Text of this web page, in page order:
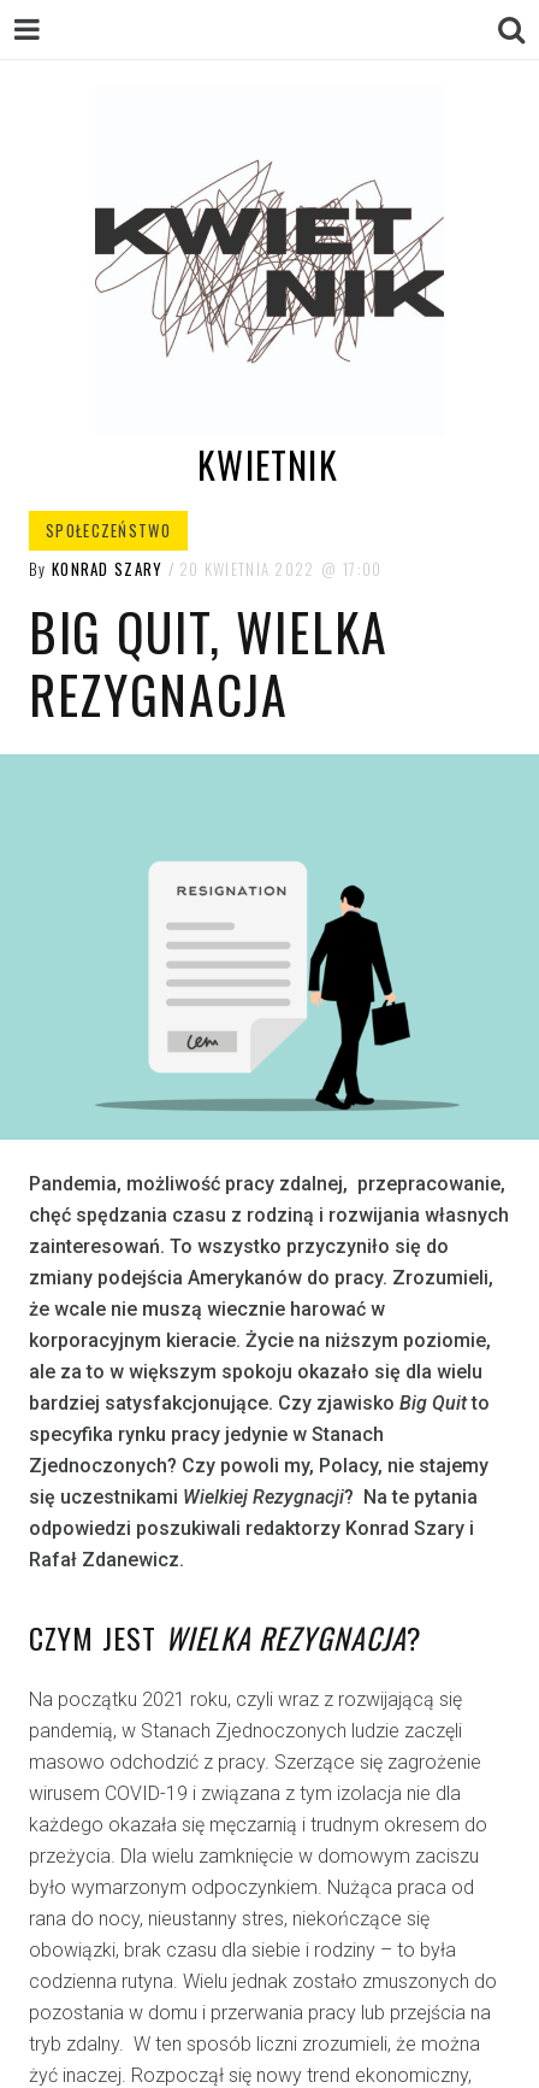
KWIETNIK
SPOŁECZEŃSTWO
By KONRAD SZARY 20 KWIETNIA 2022 17:00
BIG QUIT, WIELKA
REZYGNACJA
Pandemia, możliwość pracy zdalnej, przepracowanie,
chęć spędzania czasu z rodziną i rozwijania własnych
zainteresowań. To wszystko przyczyniło się do
zmiany podejścia Amerykanów do pracy. Zrozumieli,
że wcale nie muszą wiecznie harować w
korporacyjnym kieracie. Życie na niższym poziomie,
ale za to w większym spokoju okazało się dla wielu
bardziej satysfakcjonujące. Czy zjawisko Big Quitto
specyfika rynku pracy jedynie w Stanach
Zjednoczonych? Czy powoli my, Polacy, nie stajemy
się uczestnikami Wielkiej Rezygnacji? Na te pytania
odpowiedzi poszukiwali redaktorzy Konrad Szary i
Rafał Zdanewicz.
CZYM JEST WIELKA REZYGNACJA?
Na początku 2021 roku, czyli wraz z rozwijającą się
pandemią, w Stanach Zjednoczonych ludzie zaczęli
masowo odchodzić z pracy. Szerzące się zagrożenie
wirusem COVID-19 i związana z tym izolacja nie dla
każdego okazała się męczarnią i trudnym okresem do
przeżycia. Dla wielu zamknięcie w domowym zaciszu
było wymarzonym odpoczynkiem. Nużąca praca od
rana do nocy, nieustanny stres, niekończące się
obowiązki, brak czasu dla siebie i rodziny – to była
codzienna rutyna. Wielu jednak zostało zmuszonych do
pozostania w domu i przerwania pracy lub przejścia na
tryb zdalny. W ten sposób liczni zrozumieli, że można
żyć inaczej. Rozpoczął się nowy trend ekonomiczny,